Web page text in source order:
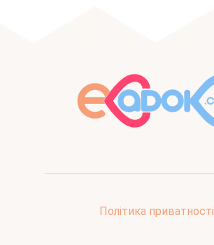
Політика приватності